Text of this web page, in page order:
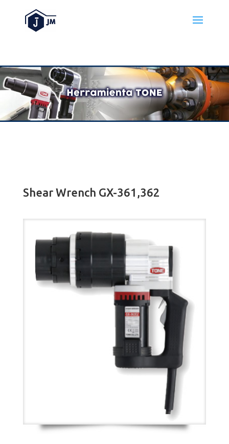
Shear Wrench GX-361,362